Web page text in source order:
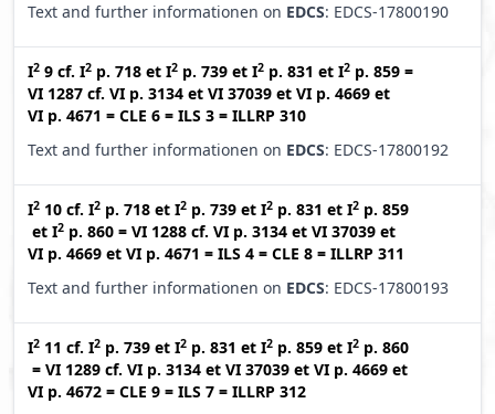
Text and further informationen on EDCS: EDCS-17800190
I2 9 cf. I2 p. 718 et I2 p. 739 et I2 p. 831 et I2 p. 859 =
VI 1287 cf. VI p. 3134 et VI 37039 et VI p. 4669 et
VI p. 4671 = CLE 6 = ILS 3 = ILLRP 310
Text and further informationen on EDCS: EDCS-17800192
I2 10 cf. I2 p. 718 et I2 p. 739 et I2 p. 831 et I2 p. 859
et I2 p. 860 = VI 1288 cf. VI p. 3134 et VI 37039 et
VI p. 4669 et VI p. 4671 = ILS 4 = CLE 8 = ILLRP 311
Text and further informationen on EDCS: EDCS-17800193
I2 11 cf. I2 p. 739 et I2 p. 831 et I2 p. 859 et I2 p. 860
= VI 1289 cf. VI p. 3134 et VI 37039 et VI p. 4669 et
VI p. 4672 = CLE 9 = ILS 7 = ILLRP 312